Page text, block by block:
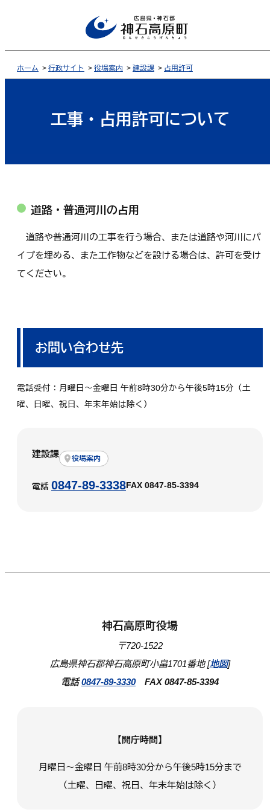
ホーム > 行政サイト > 役場案内 > 建設課 > 占用許可
工事・占用許可について
道路・普通河川の占用
道路や普通河川の工事を行う場合、または道路や河川にパ
イプを埋める、また工作物などを設ける場合は、許可を受け
てください。
お問い合わせ先
電話受付：月曜日～金曜日 午前8時30分から午後5時15分（土
曜、日曜、祝日、年末年始は除く）
建設課 役場案内
電話 0847-89-3338 FAX 0847-85-3394
神石高原町役場
〒720-1522
広島県神石郡神石高原町小畠1701番地 [地図]
電話0847-89-3330FAX 0847-85-3394
【開庁時間】
月曜日～金曜日 午前8時30分から午後5時15分まで
（土曜、日曜、祝日、年末年始は除く）